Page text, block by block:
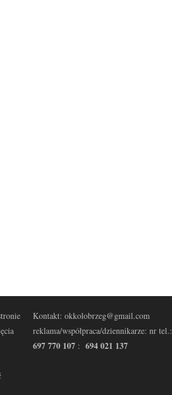
Kontakt: okkolobrzeg@gmail.com
reklama/współpraca/dziennikarze: nr tel.:
697 770 107 : 694 021 137